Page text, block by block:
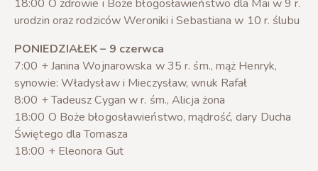
18:00 O zdrowie i Boże błogosławieństwo dla Mai w 9 r.
urodzin oraz rodziców Weroniki i Sebastiana w 10 r. ślubu
PONIEDZIAŁEK – 9 czerwca
7:00 + Janina Wojnarowska w 35 r. śm., mąż Henryk,
synowie: Władysław i Mieczysław, wnuk Rafał
8:00 + Tadeusz Cygan w r. śm., Alicja żona
18:00 O Boże błogosławieństwo, mądrość, dary Ducha
Świętego dla Tomasza
18:00 + Eleonora Gut